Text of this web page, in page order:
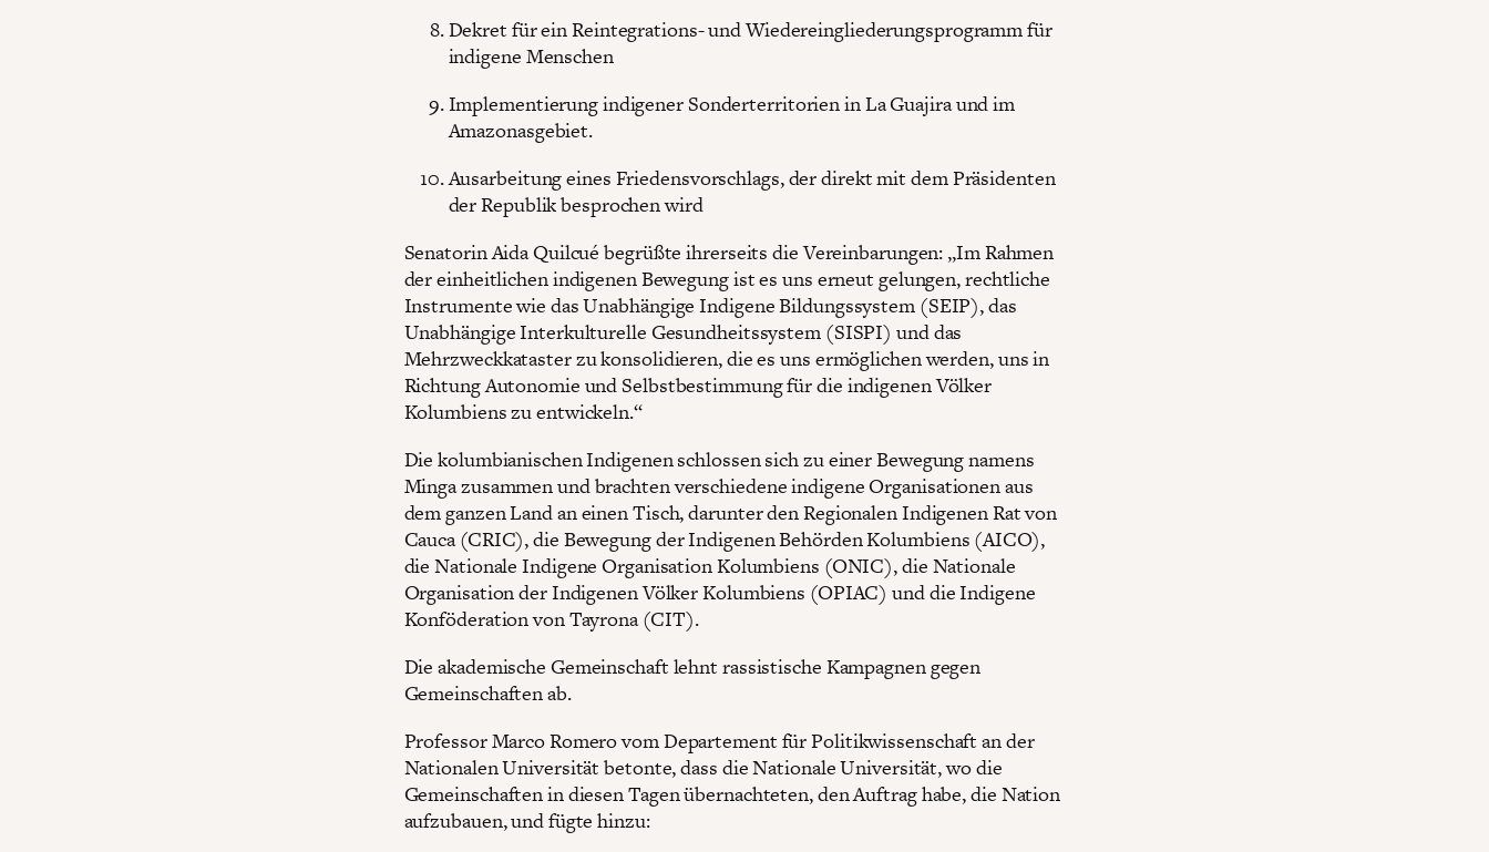
Dekret für ein Reintegrations- und Wiedereingliederungsprogramm für
indigene Menschen
Implementierung indigener Sonderterritorien in La Guajira und im
Amazonasgebiet.
Ausarbeitung eines Friedensvorschlags, der direkt mit dem Präsidenten
der Republik besprochen wird
Senatorin Aida Quilcué begrüßte ihrerseits die Vereinbarungen: „Im Rahmen
der einheitlichen indigenen Bewegung ist es uns erneut gelungen, rechtliche
Instrumente wie das Unabhängige Indigene Bildungssystem (SEIP), das
Unabhängige Interkulturelle Gesundheitssystem (SISPI) und das
Mehrzweckkataster zu konsolidieren, die es uns ermöglichen werden, uns in
Richtung Autonomie und Selbstbestimmung für die indigenen Völker
Kolumbiens zu entwickeln.“
Die kolumbianischen Indigenen schlossen sich zu einer Bewegung namens
Minga zusammen und brachten verschiedene indigene Organisationen aus
dem ganzen Land an einen Tisch, darunter den Regionalen Indigenen Rat von
Cauca (CRIC), die Bewegung der Indigenen Behörden Kolumbiens (AICO),
die Nationale Indigene Organisation Kolumbiens (ONIC), die Nationale
Organisation der Indigenen Völker Kolumbiens (OPIAC) und die Indigene
Konföderation von Tayrona (CIT).
Die akademische Gemeinschaft lehnt rassistische Kampagnen gegen
Gemeinschaften ab.
Professor Marco Romero vom Departement für Politikwissenschaft an der
Nationalen Universität betonte, dass die Nationale Universität, wo die
Gemeinschaften in diesen Tagen übernachteten, den Auftrag habe, die Nation
aufzubauen, und fügte hinzu: